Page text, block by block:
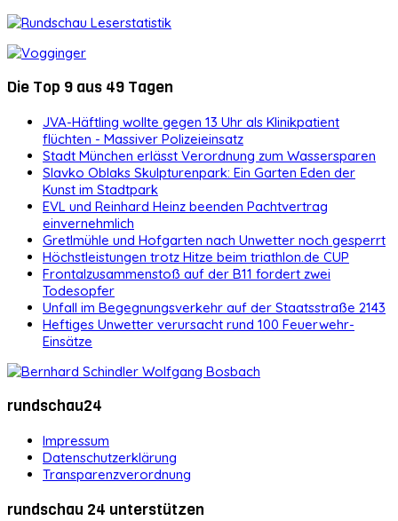
Die Top 9 aus 49 Tagen
JVA-Häftling wollte gegen 13 Uhr als Klinikpatient
flüchten - Massiver Polizeieinsatz
Stadt München erlässt Verordnung zum Wassersparen
Slavko Oblaks Skulpturenpark: Ein Garten Eden der
Kunst im Stadtpark
EVL und Reinhard Heinz beenden Pachtvertrag
einvernehmlich
Gretlmühle und Hofgarten nach Unwetter noch gesperrt
Höchstleistungen trotz Hitze beim triathlon.de CUP
Frontalzusammenstoß auf der B11 fordert zwei
Todesopfer
Unfall im Begegnungsverkehr auf der Staatsstraße 2143
Heftiges Unwetter verursacht rund 100 Feuerwehr-
Einsätze
rundschau24
Impressum
Datenschutzerklärung
Transparenzverordnung
rundschau 24 unterstützen